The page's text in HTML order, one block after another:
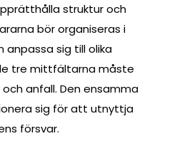
struktur och
bör organiseras i
anpassa sig till olika
tre mittfältarna måste
anfall. Den ensamma
sig för att utnyttja
försvar.